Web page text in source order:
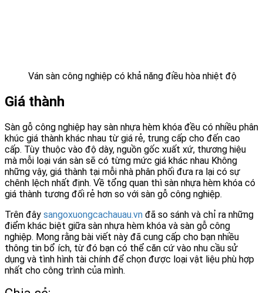
Ván sàn công nghiệp có khả năng điều hòa nhiệt độ
Giá thành
Sàn gỗ công nghiệp hay sàn nhựa hèm khóa đều có nhiều phân
khúc giá thành khác nhau từ giá rẻ, trung cấp cho đến cao
cấp. Tùy thuộc vào độ dày, nguồn gốc xuất xứ, thương hiệu
mà mỗi loại ván sàn sẽ có từng mức giá khác nhau Không
những vậy, giá thành tại mỗi nhà phân phối đưa ra lại có sự
chênh lệch nhất định. Về tổng quan thì sàn nhựa hèm khóa có
giá thành tương đối rẻ hơn so với sàn gỗ công nghiệp.
Trên đây sangoxuongcachauau.vn đã so sánh và chỉ ra những
điểm khác biệt giữa sàn nhựa hèm khóa và sàn gỗ công
nghiệp. Mong rằng bài viết này đã cung cấp cho bạn nhiều
thông tin bổ ích, từ đó bạn có thể căn cứ vào nhu cầu sử
dụng và tình hình tài chính để chọn được loại vật liệu phù hợp
nhất cho công trình của mình.